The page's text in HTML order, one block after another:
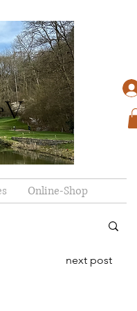
Online-Shop
next post